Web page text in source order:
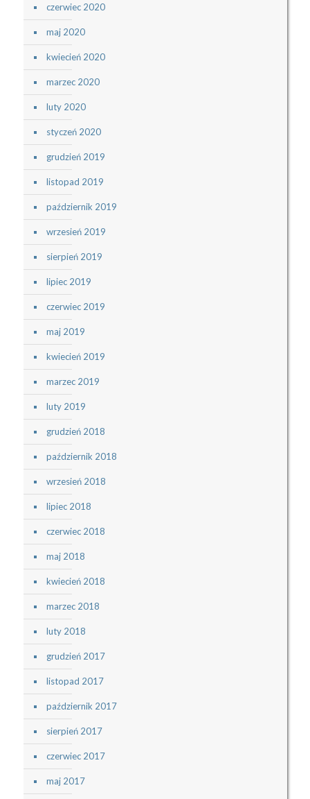
czerwiec 2020
maj 2020
kwiecień 2020
marzec 2020
luty 2020
styczeń 2020
grudzień 2019
listopad 2019
październik 2019
wrzesień 2019
sierpień 2019
lipiec 2019
czerwiec 2019
maj 2019
kwiecień 2019
marzec 2019
luty 2019
grudzień 2018
październik 2018
wrzesień 2018
lipiec 2018
czerwiec 2018
maj 2018
kwiecień 2018
marzec 2018
luty 2018
grudzień 2017
listopad 2017
październik 2017
sierpień 2017
czerwiec 2017
maj 2017